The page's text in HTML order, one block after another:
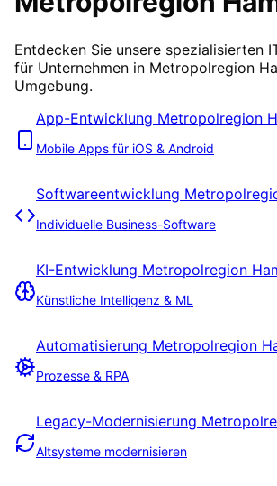
Entdecken Sie unsere spezialisierten
für Unternehmen in Metropolregion
Umgebung.
App-Entwicklung Metropolregion
Mobile Apps für iOS & Android
Softwareentwicklung
Individuelle Business-Software
KI-Entwicklung Metropolregion
Künstliche Intelligenz & ML
Automatisierung Metropolregion
Prozesse & RPA
Legacy-Modernisierung
Altsysteme modernisieren